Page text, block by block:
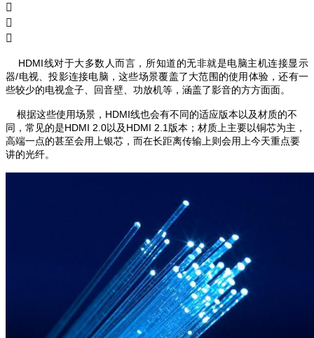



HDMI线对于大多数人而言，所知道的无非就是电脑主机连接显示
器/电视、投影连接电脑，这些场景覆盖了大范围的使用体验，还有一
些较少的电视盒子、回音壁、功放机等，涵盖了影音的方方面面。
根据这些使用场景，HDMI线也会有不同的适应版本以及材质的不
同，常见的是HDMI 2.0以及HDMI 2.1版本； 材质上主要以铜芯为主，
高端一点的甚至会用上银芯，而在长距离传输上则会用上今天重点要
讲的光纤。